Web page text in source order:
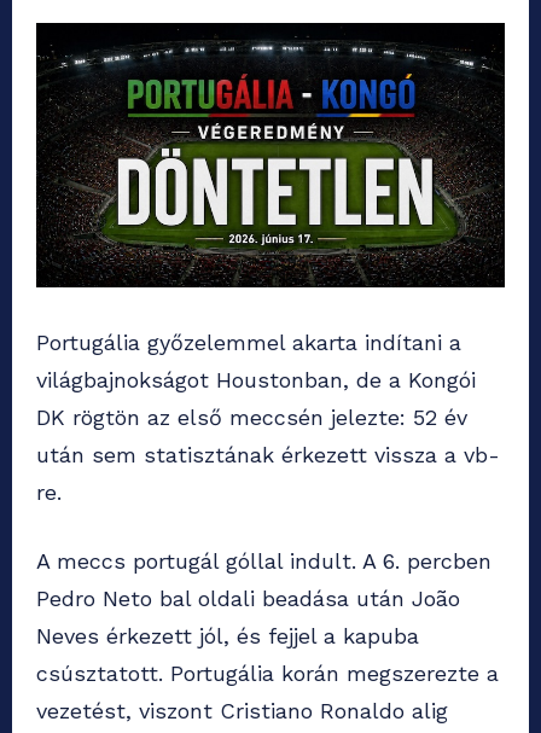
Portugália győzelemmel akarta indítani a
világbajnokságot Houstonban, de a Kongói
DK rögtön az első meccsén jelezte: 52 év
után sem statisztának érkezett vissza a vb-
re.
A meccs portugál góllal indult. A 6. percben
Pedro Neto bal oldali beadása után João
Neves érkezett jól, és fejjel a kapuba
csúsztatott. Portugália korán megszerezte a
vezetést, viszont Cristiano Ronaldo alig